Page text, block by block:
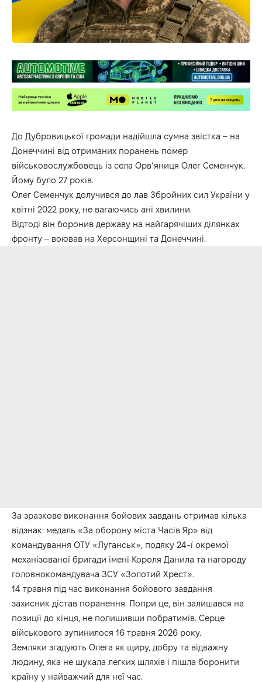
До Дубровицької громади надійшла сумна звістка – на
Донеччині від отриманих поранень помер
військовослужбовець із села Орв’яниця Олег Семенчук.
Йому було 27 років.
Олег Семенчук долучився до лав Збройних сил України у
квітні 2022 року, не вагаючись ані хвилини.
Відтоді він боронив державу на найгарячіших ділянках
фронту – воював на Херсонщині та Донеччині.
За зразкове виконання бойових завдань отримав кілька
відзнак: медаль «За оборону міста Часів Яр» від
командування ОТУ «Луганськ», подяку 24-ї окремої
механізованої бригади імені Короля Данила та нагороду
головнокомандувача ЗСУ «Золотий Хрест».
14 травня під час виконання бойового завдання
захисник дістав поранення. Попри це, він залишався на
позиції до кінця, не полишивши побратимів. Серце
військового зупинилося 16 травня 2026 року.
Земляки згадують Олега як щиру, добру та відважну
людину, яка не шукала легких шляхів і пішла боронити
країну у найважчий для неї час.